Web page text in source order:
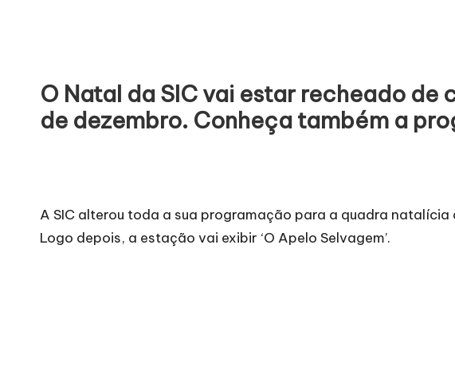
O Natal da SIC vai estar recheado de
de dezembro. Conheça também a
A SIC alterou toda a sua programação para a quadra
Logo depois, a estação vai exibir ‘O Apelo Selvagem’.